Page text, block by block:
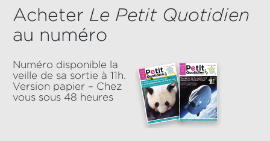
Acheter Le Petit Quotidien
au numéro
Numéro disponible la
veille de sa sortie à 11h.
Version papier – Chez
vous sous 48 heures